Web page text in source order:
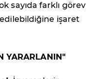
sayıda farklı görev
işaret
YARARLANIN"